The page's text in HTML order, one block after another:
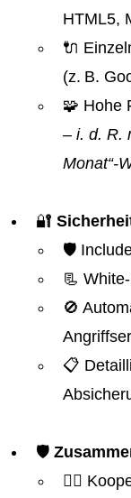
HTML5,
🔌
(z. B.
🧩 Hohe
– i. d. R.
Monat“-
🔐
🛡️
📃
🚫
📋
🛡️
👮‍♂️